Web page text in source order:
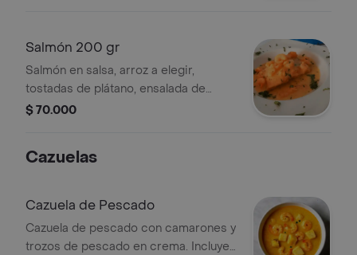
Salmón 200 gr
Salmón en salsa, arroz a elegir,
tostadas de plátano, ensalada de
lechuga, tomate, pepino y zanahoria.
$ 70.000
Cazuelas
Cazuela de Pescado
Cazuela de pescado con camarones y
trozos de pescado en crema. Incluye